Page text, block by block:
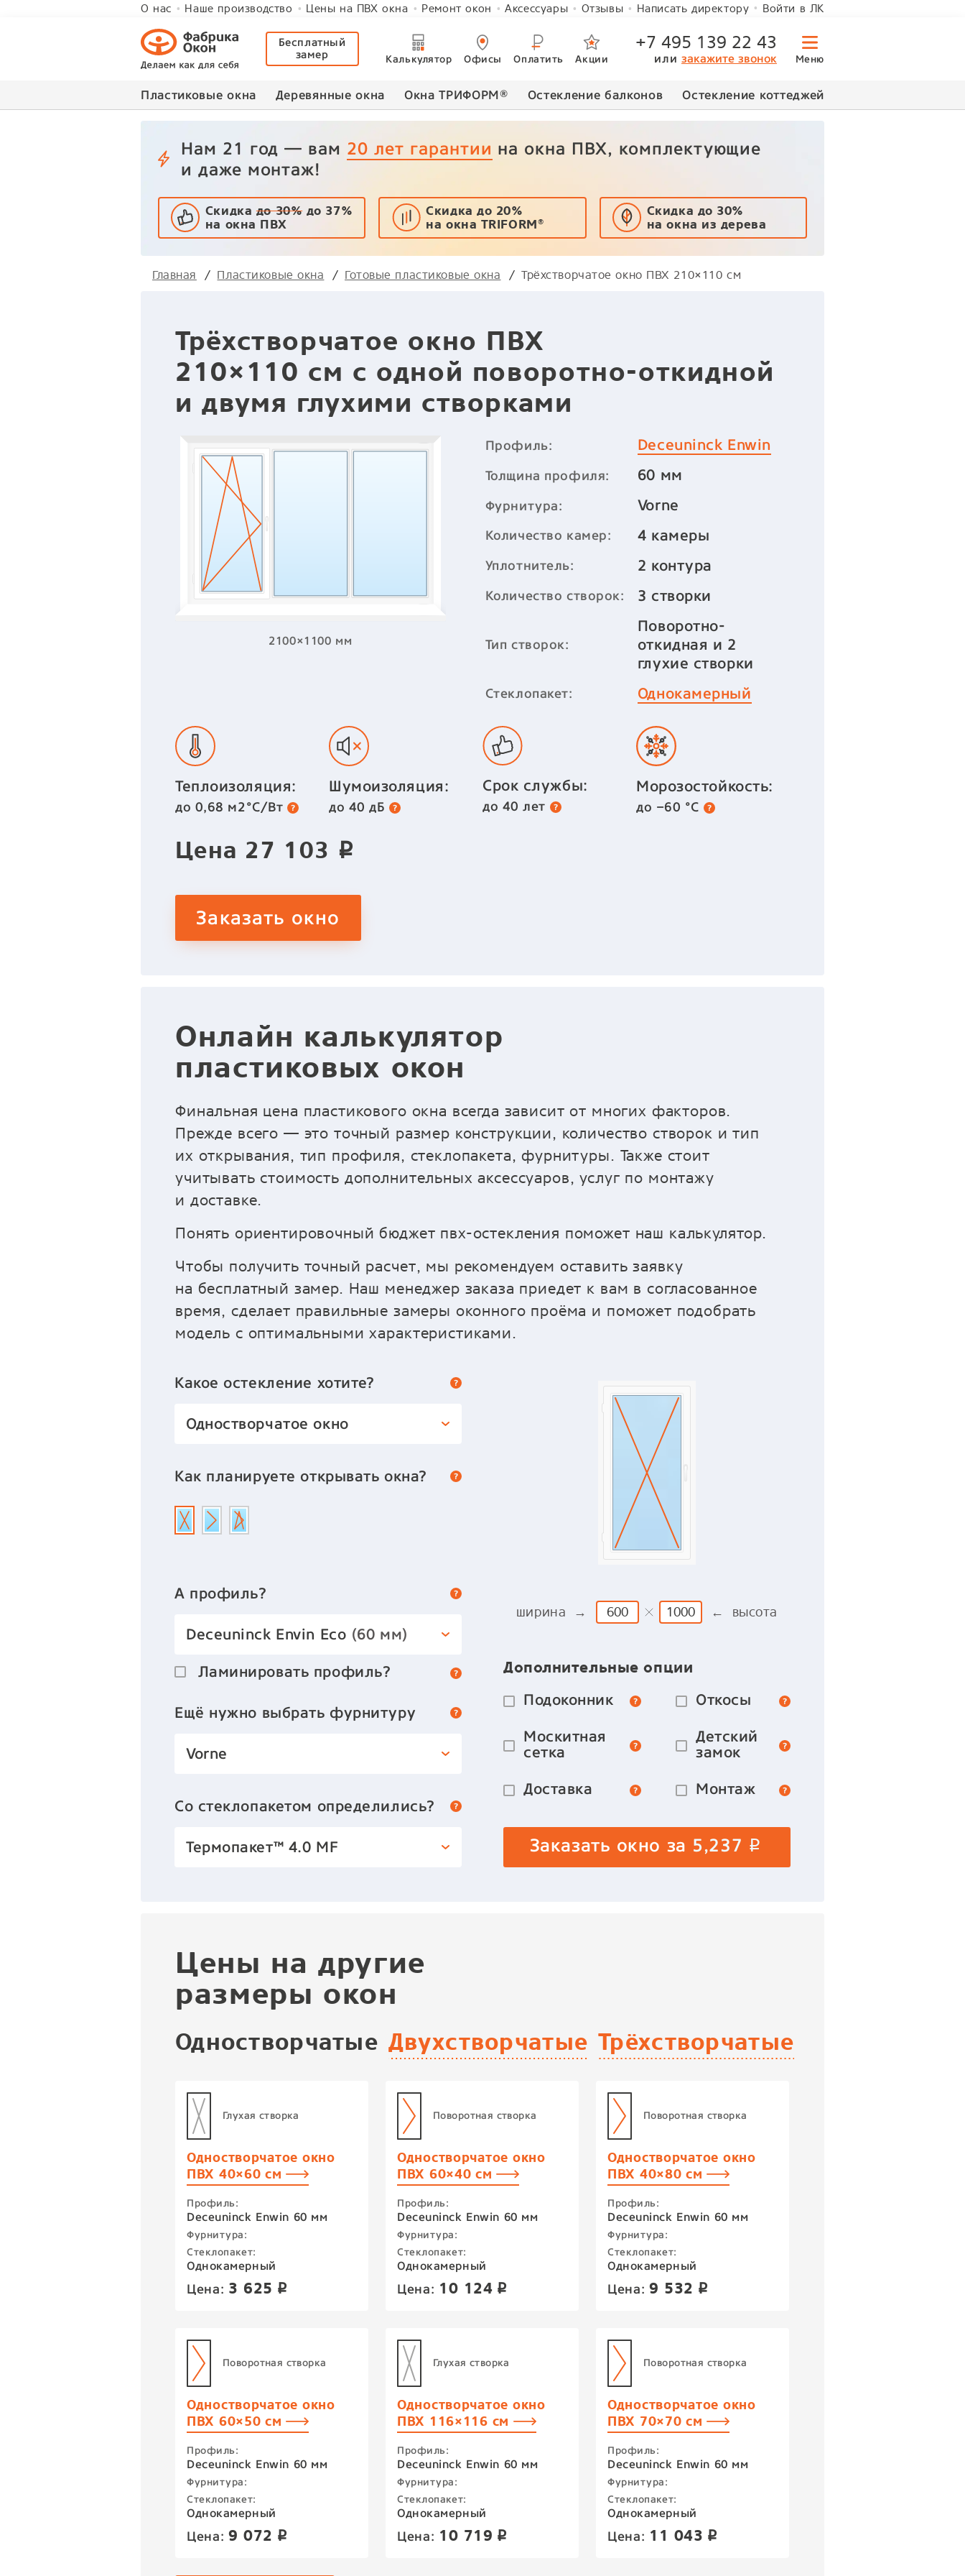
О нас Наше производство Цены на ПВХ окна Ремонт окон Аксессуары Отзывы Написать директору Войти в ЛК
Бесплатный
замер
Калькулятор Офисы Оплатить Акции
+7 495 139 22 43
или закажите звонок Меню
Пластиковые окна Деревянные окна Окна ТРИФОРМ® Остекление балконов Остекление коттеджей
Нам 21 год — вам 20 лет гарантии на окна ПВХ, комплектующие
и даже монтаж!
Скидкадо 30%до 37%
на окна ПВХ
Скидка до 20%
на окна TRIFORM®
Скидка до 30%
на окна из дерева
Главная Пластиковые окна Готовые пластиковые окна Трёхстворчатое окно ПВХ 210×110 см
Трёхстворчатое окно ПВХ
210×110 см с одной поворотно-откидной
и двумя глухими створками
2100×1100 мм
Профиль: Deceuninck Enwin
Толщина профиля: 60 мм
Фурнитура: Vorne
Количество камер: 4 камеры
Уплотнитель: 2 контура
Количество створок: 3 створки
Тип створок:
Поворотно-
откидная и 2
глухие створки
Стеклопакет: Однокамерный
Теплоизоляция:
до 0,68 м2°C/Вт
Шумоизоляция:
до 40 дБ
Срок службы:
до 40 лет
Морозостойкость:
до −60 °С
Цена 27 103 p
Заказать окно
Онлайн калькулятор
пластиковых окон
Финальная цена пластикового окна всегда зависит от многих факторов.
Прежде всего — это точный размер конструкции, количество створок и тип
их открывания, тип профиля, стеклопакета, фурнитуры. Также стоит
учитывать стоимость дополнительных аксессуаров, услуг по монтажу
и доставке.
Понять ориентировочный бюджет пвх-остекления поможет наш калькулятор.
Чтобы получить точный расчет, мы рекомендуем оставить заявку
на бесплатный замер. Наш менеджер заказа приедет к вам в согласованное
время, сделает правильные замеры оконного проёма и поможет подобрать
модель с оптимальными характеристиками.
Какое остекление хотите?
Одностворчатое окно
Как планируете открывать окна?
А профиль?
Deceuninck Envin Eco (60 мм)
Ламинировать профиль?
Ещё нужно выбрать фурнитуру
Vorne
Со стеклопакетом определились?
Термопакет™ 4.0 MF
ширина → ← высота
Дополнительные опции
Подоконник Откосы
Москитная
сетка
Детский
замок
Доставка Монтаж
Заказать окно за 5,237 p
Цены на другие
размеры окон
Одностворчатые Двухстворчатые Трёхстворчатые
Глухая створка
Одностворчатое окно
ПВХ 40×60 см
Профиль:
Deceuninck Enwin 60 мм
Фурнитура:
Стеклопакет:
Однокамерный
Цена: 3 625 p
Поворотная створка
Одностворчатое окно
ПВХ 60×40 см
Профиль:
Deceuninck Enwin 60 мм
Фурнитура:
Стеклопакет:
Однокамерный
Цена: 10 124 p
Поворотная створка
Одностворчатое окно
ПВХ 40×80 см
Профиль:
Deceuninck Enwin 60 мм
Фурнитура:
Стеклопакет:
Однокамерный
Цена:9 532 p
Поворотная створка
Одностворчатое окно
ПВХ 60×50 см
Профиль:
Deceuninck Enwin 60 мм
Фурнитура:
Стеклопакет:
Однокамерный
Цена:9 072 p
Глухая створка
Одностворчатое окно
ПВХ 116×116 см
Профиль:
Deceuninck Enwin 60 мм
Фурнитура:
Стеклопакет:
Однокамерный
Цена: 10 719 p
Поворотная створка
Одностворчатое окно
ПВХ 70×70 см
Профиль:
Deceuninck Enwin 60 мм
Фурнитура:
Стеклопакет:
Однокамерный
Цена: 11 043 p